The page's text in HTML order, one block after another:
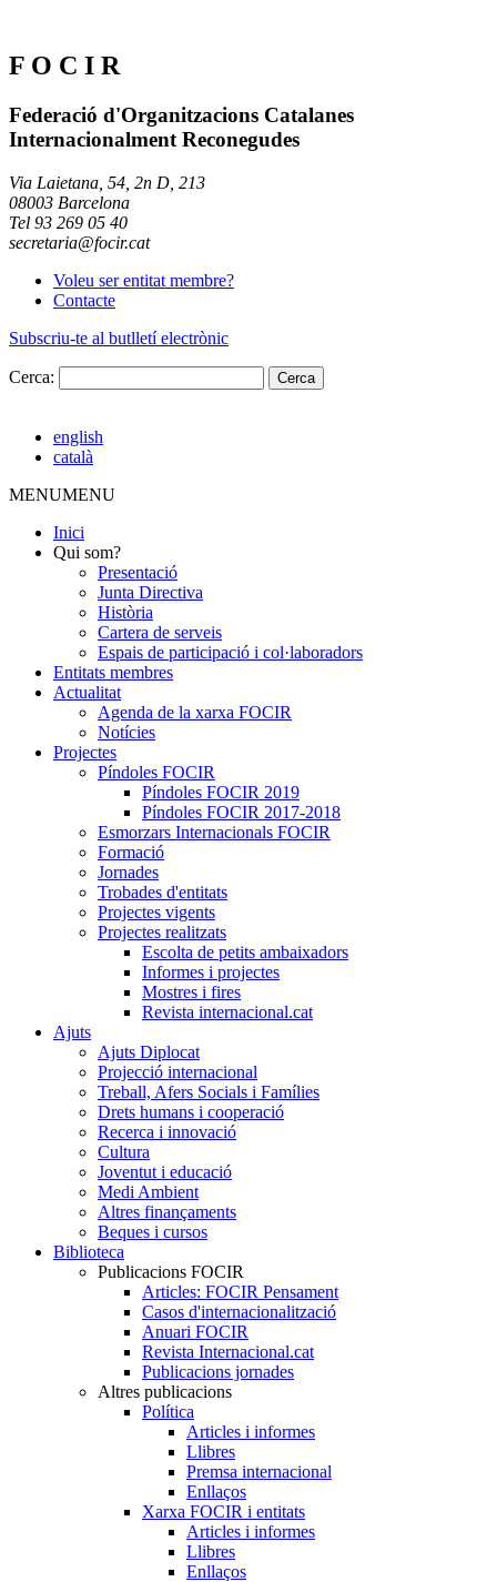
F O C I R
Federació d'Organitzacions Catalanes
Internacionalment Reconegudes
Via Laietana, 54, 2n D, 213
08003 Barcelona
Tel 93 269 05 40
secretaria@focir.cat
Voleu ser entitat membre?
Contacte
Subscriu-te al butlletí electrònic
Cerca:
english
català
MENUMENU
Inici
Qui som?
Presentació
Junta Directiva
Història
Cartera de serveis
Espais de participació i col·laboradors
Entitats membres
Actualitat
Agenda de la xarxa FOCIR
Notícies
Projectes
Píndoles FOCIR
Píndoles FOCIR 2019
Píndoles FOCIR 2017-2018
Esmorzars Internacionals FOCIR
Formació
Jornades
Trobades d'entitats
Projectes vigents
Projectes realitzats
Escolta de petits ambaixadors
Informes i projectes
Mostres i fires
Revista internacional.cat
Ajuts
Ajuts Diplocat
Projecció internacional
Treball, Afers Socials i Famílies
Drets humans i cooperació
Recerca i innovació
Cultura
Joventut i educació
Medi Ambient
Altres finançaments
Beques i cursos
Biblioteca
Publicacions FOCIR
Articles: FOCIR Pensament
Casos d'internacionalització
Anuari FOCIR
Revista Internacional.cat
Publicacions jornades
Altres publicacions
Política
Articles i informes
Llibres
Premsa internacional
Enllaços
Xarxa FOCIR i entitats
Articles i informes
Llibres
Enllaços